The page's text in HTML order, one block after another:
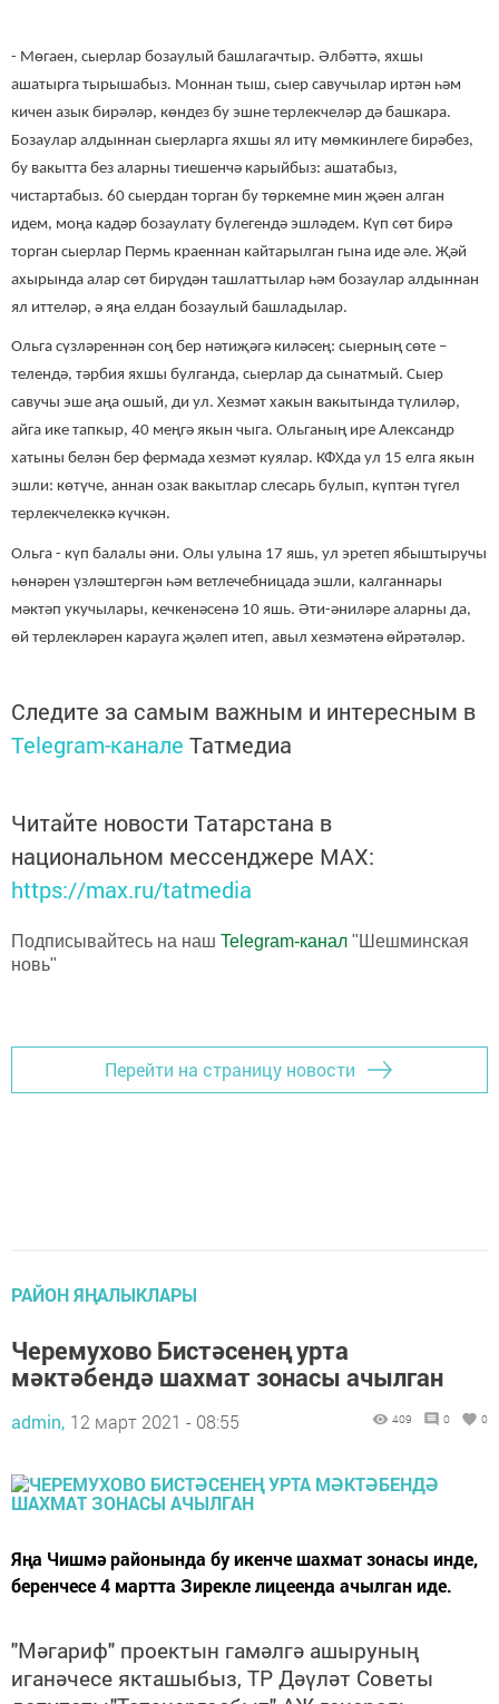
- Мөгаен, сыерлар бозаулый башлагачтыр. Әлбәттә, яхшы
ашатырга тырышабыз. Моннан тыш, сыер савучылар иртән һәм
кичен азык бирәләр, көндез бу эшне терлекчеләр дә башкара.
Бозаулар алдыннан сыерларга яхшы ял итү мөмкинлеге бирәбез,
бу вакытта без аларны тиешенчә карыйбыз: ашатабыз,
чистартабыз. 60 сыердан торган бу төркемне мин җәен алган
идем, моңа кадәр бозаулату бүлегендә эшләдем. Күп сөт бирә
торган сыерлар Пермь краеннан кайтарылган гына иде әле. Җәй
ахырында алар сөт бирүдән ташлаттылар һәм бозаулар алдыннан
ял иттеләр, ә яңа елдан бозаулый башладылар.
Ольга сүзләреннән соң бер нәтиҗәгә киләсең: сыерның сөте –
телендә, тәрбия яхшы булганда, сыерлар да сынатмый. Сыер
савучы эше аңа ошый, ди ул. Хезмәт хакын вакытында түлиләр,
айга ике тапкыр, 40 меңгә якын чыга. Ольганың ире Александр
хатыны белән бер фермада хезмәт куялар. КФХда ул 15 елга якын
эшли: көтүче, аннан озак вакытлар слесарь булып, күптән түгел
терлекчелеккә күчкән.
Ольга - күп балалы әни. Олы улына 17 яшь, ул эретеп ябыштыручы
һөнәрен үзләштергән һәм ветлечебницада эшли, калганнары
мәктәп укучылары, кечкенәсенә 10 яшь. Әти-әниләре аларны да,
өй терлекләрен карауга җәлеп итеп, авыл хезмәтенә өйрәтәләр.
Следите за самым важным и интересным в
Telegram-канале Татмедиа
Читайте новости Татарстана в
национальном мессенджере MАХ:
https://max.ru/tatmedia
Подписывайтесь на наш Telegram-канал "Шешминская
новь"
Перейти на страницу новости
РАЙОН ЯҢАЛЫКЛАРЫ
Черемухово Бистәсенең урта
мәктәбендә шахмат зонасы ачылган
admin, 12 март 2021 - 08:55 409 0 0
Яңа Чишмә районында бу икенче шахмат зонасы инде,
беренчесе 4 мартта Зирекле лицеенда ачылган иде.
"Мәгариф" проектын гамәлгә ашыруның
иганәчесе якташыбыз, ТР Дәүләт Советы